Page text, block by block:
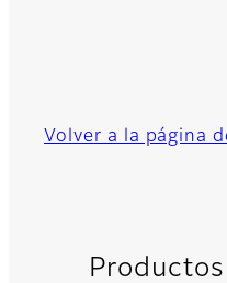
Volver a la página